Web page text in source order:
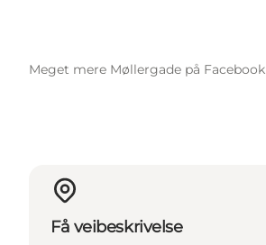
Meget mere Møllergade på Facebook
Få veibeskrivelse